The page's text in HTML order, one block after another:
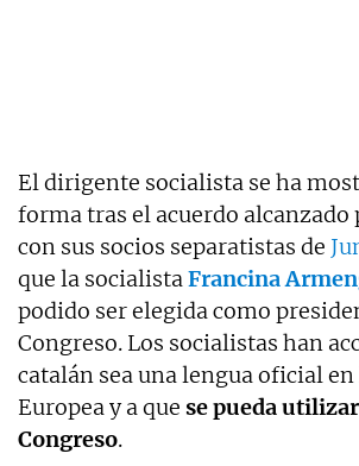
El dirigente socialista se ha
forma tras el acuerdo alcanzado
con sus socios separatistas de
que la socialistaFrancina
podido ser elegida como
Congreso. Los socialistas han
catalán sea una lengua oficial
Europea y a que se pueda
Congreso.